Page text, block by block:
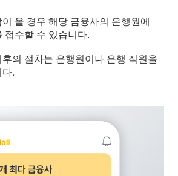
올 경우 해당 금융사의 은행원에
접수할 수 있습니다.
의 절차는 은행원이나 은행 직원을
.